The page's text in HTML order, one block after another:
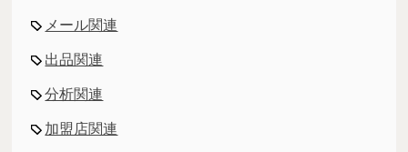
メール関連
出品関連
分析関連
加盟店関連